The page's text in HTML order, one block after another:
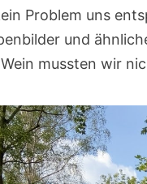
Problem uns
und
mussten wir